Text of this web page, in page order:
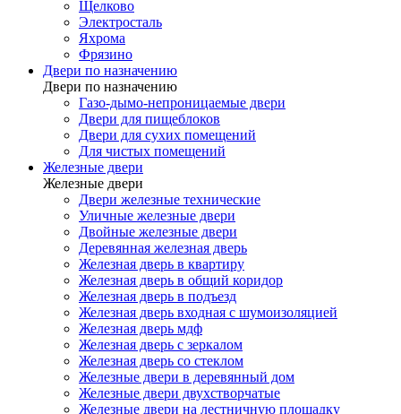
Щелково
Электросталь
Яхрома
Фрязино
Двери по назначению
Двери по назначению
Газо-дымо-непроницаемые двери
Двери для пищеблоков
Двери для сухих помещений
Для чистых помещений
Железные двери
Железные двери
Двери железные технические
Уличные железные двери
Двойные железные двери
Деревянная железная дверь
Железная дверь в квартиру
Железная дверь в общий коридор
Железная дверь в подъезд
Железная дверь входная с шумоизоляцией
Железная дверь мдф
Железная дверь с зеркалом
Железная дверь со стеклом
Железные двери в деревянный дом
Железные двери двухстворчатые
Железные двери на лестничную площадку